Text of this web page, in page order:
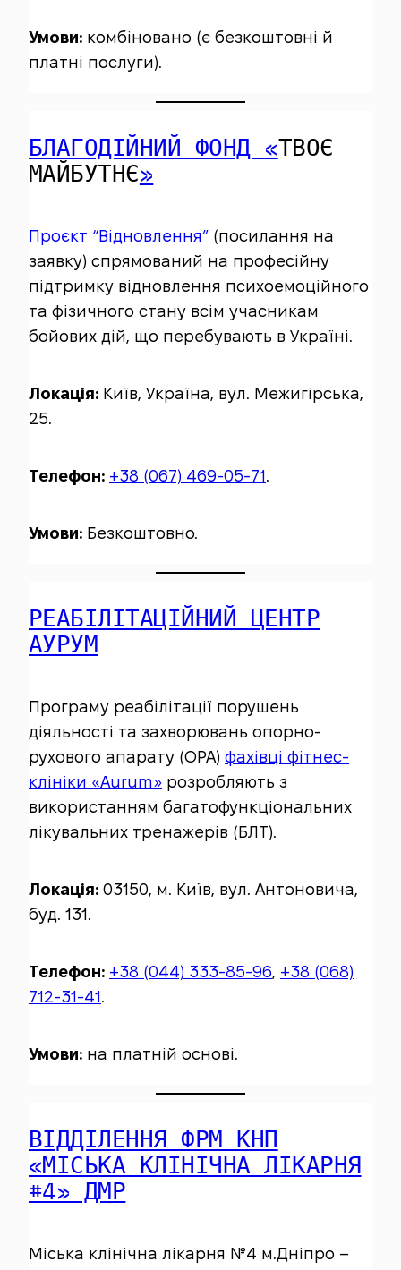
Умови: комбіновано (є безкоштовні й
платні послуги).
БЛАГОДІЙНИЙ ФОНД «ТВОЄ
МАЙБУТНЄ»
Проєкт “Відновлення” (посилання на
заявку) спрямований на професійну
підтримку відновлення психоемоційного
та фізичного стану всім учасникам
бойових дій, що перебувають в Україні.
Локація: Київ, Україна, вул. Межигірська,
25.
Телефон: +38 (067) 469-05-71 .
Умови: Безкоштовно.
РЕАБІЛІТАЦІЙНИЙ ЦЕНТР
АУРУМ
Програму реабілітації порушень
діяльності та захворювань опорно-
рухового апарату (ОРА) фахівці фітнес-
клініки «Aurum» розробляють з
використанням багатофункціональних
лікувальних тренажерів (БЛТ).
Локація: 03150, м. Київ, вул. Антоновича,
буд. 131.
Телефон: +38 (044) 333-85-96, +38 (068)
712-31-41 .
Умови: на платній основі.
ВІДДІЛЕННЯ ФРМ КНП
«МІСЬКА КЛІНІЧНА ЛІКАРНЯ
#4» ДМР
Міська клінічна лікарня №4 м.Дніпро –